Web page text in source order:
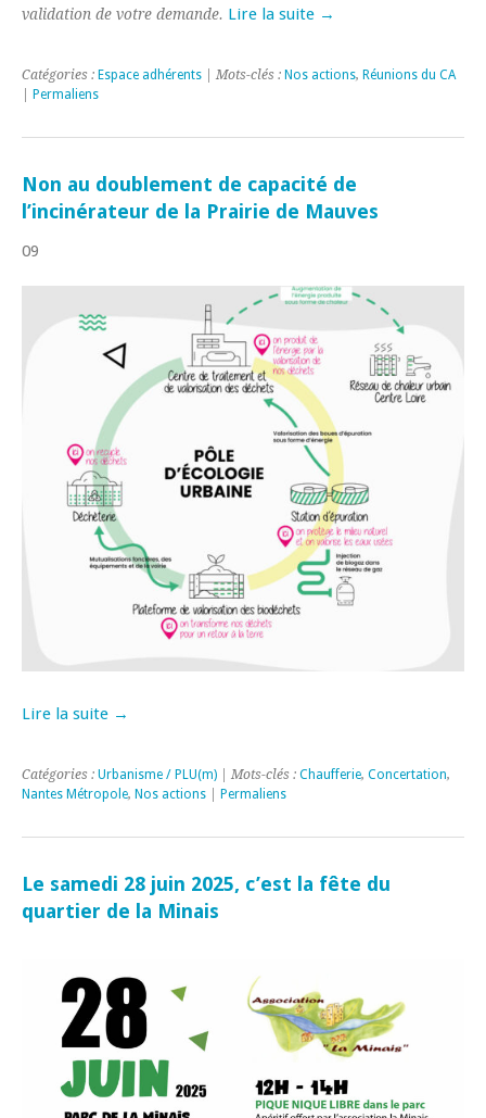
validation de votre demande. Lire la suite →
Catégories : Espace adhérents | Mots-clés : Nos actions, Réunions du CA
Permaliens
Non au doublement de capacité de
l’incinérateur de la Prairie de Mauves
09
Lire la suite →
Catégories : Urbanisme / PLU(m) | Mots-clés : Chaufferie, Concertation,
Nantes Métropole, Nos actions Permaliens
Le samedi 28 juin 2025, c’est la fête du
quartier de la Minais